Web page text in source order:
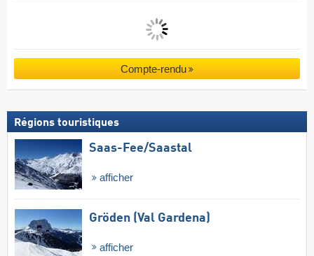
Compte-rendu
Régions touristiques
Saas-Fee/​Saastal
afficher
Gröden (Val Gardena)
afficher